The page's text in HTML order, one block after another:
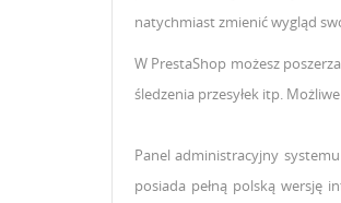
natychmiast zmienić wygląd
W PrestaShop możesz
śledzenia przesyłek itp.
Panel administracyjny
posiada pełną polską wersję